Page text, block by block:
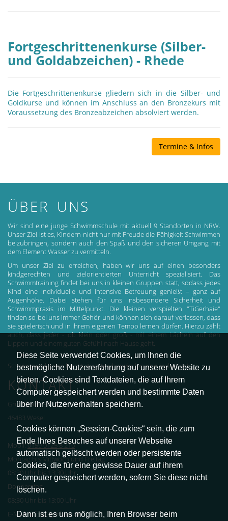
Diese Seite verwendet Cookies, um Ihnen die
bestmögliche Nutzererfahrung auf unserer Website zu
bieten. Cookies sind Textdateien, die auf Ihrem
Computer gespeichert werden und bestimmte Daten
über Ihr Nutzerverhalten speichern.
Cookies können „Session-Cookies“ sein, die zum
Ende Ihres Besuches auf unserer Webseite
automatisch gelöscht werden oder persistente
Cookies, die für eine gewisse Dauer auf ihrem
Computer gespeichert werden, sofern Sie diese nicht
löschen.
Dann ist es uns möglich, Ihren Browser beim
Fortgeschrittenenkurse (Silber-
und Goldabzeichen) - Rhede
Die Fortgeschrittenenkurse gliedern sich in die Silber- und
Goldkurse und können im Anschluss an den Bronzekurs mit
Voraussetzung des Bronzeabzeichen absolviert werden.
Termine & Infos
ÜBER UNS
Wir sind eine junge Schwimmschule mit aktuell 9 Standorten in NRW.
Unser Ziel ist es, Kindern nicht nur mit Freude die Fähigkeit Schwimmen
beizubringen, sondern auch den Spaß und den sicheren Umgang mit
dem Element Wasser zu vermitteln.
Um unser Ziel zu erreichen, haben wir uns auf einen besonders
kindgerechten und zielorientierten Unterricht spezialisiert. Das
Schwimmtraining findet bei uns in kleinen Gruppen statt, sodass jedes
Kind eine individuelle und intensive Betreuung genießt – ganz auf
Augenhöhe. Dabei stehen für uns insbesondere Sicherheit und
Schwimmpraxis im Mittelpunkt. Die kleinen verspielten "TiGerhaie"
finden so bei uns immer Gehör und können sich darauf verlassen, dass
sie spielerisch und in ihrem eigenen Tempo lernen dürfen. Hierzu zählt
auch, dass jeder - ob klein oder groß - mit einem Lächeln auf den
Lippen und einem guten Gefühl nach Hause geht.
Schwimmen lernen heisst: Ängste überwinden und loslassen!
KONTAKT
Grünstraße 97
46483 Wesel
Mobil:0159 0125 8 216
Montag bis Mittwoch und Freitag
08:30 Uhr bis 13:30 Uhr
Donnerstag
08:30 Uhr bis 13:00 Uhr
E-Mail: info@tigerhaie.de